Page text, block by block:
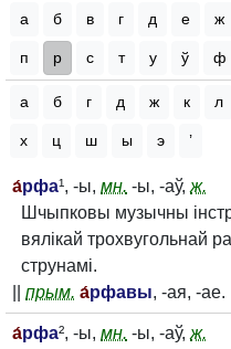
а б в г д е ж
п р с т у ў ф
а б г д ж к л
х ц ш ы э ’
а́рфа¹, -ы, мн. -ы, -аў, ж.
Шчыпковы музычны
вялікай трохвугольнай
струнамі.
прым. а́рфавы, -ая, -ае.
а́рфа², -ы, мн. -ы, -аў, ж.